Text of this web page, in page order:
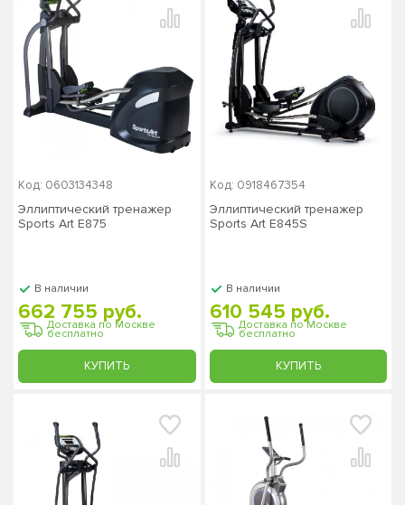
Код: 0603134348
Эллиптический тренажер
Sports Art Е875
В наличии
Доставка по Москве
бесплатно
662 755 руб.
КУПИТЬ
Код: 0918467354
Эллиптический тренажер
Sports Art E845S
В наличии
Доставка по Москве
бесплатно
610 545 руб.
КУПИТЬ